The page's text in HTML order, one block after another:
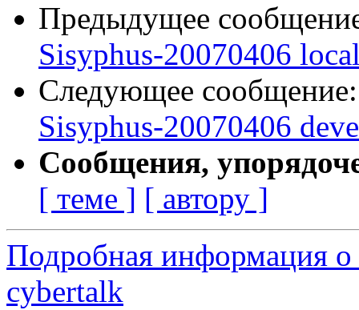
Предыдущее
Sisyphus-20070406
Следующее
Sisyphus-20070406
Сообщения,
[ теме ] [ автору ]
Подробная информация о
cybertalk